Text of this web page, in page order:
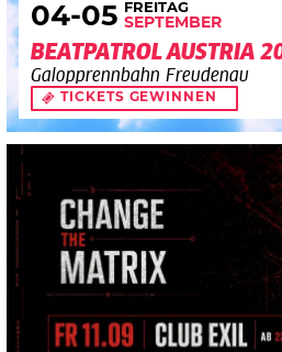
04-05 FREITAG
SEPTEMBER
BEATPATROL AUSTRIA
Galopprennbahn Freudenau
TICKETS GEWINNEN